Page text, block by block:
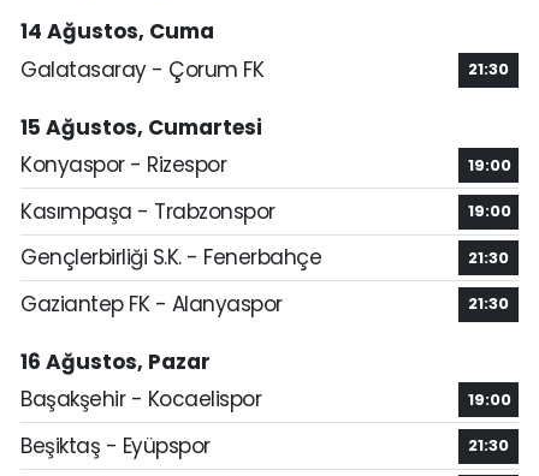
14 Ağustos, Cuma
Galatasaray - Çorum FK
21:30
15 Ağustos, Cumartesi
Konyaspor - Rizespor
19:00
Kasımpaşa - Trabzonspor 19:00
Gençlerbirliği S.K. - Fenerbahçe 21:30
Gaziantep FK - Alanyaspor 21:30
16 Ağustos, Pazar
Başakşehir - Kocaelispor
19:00
Beşiktaş - Eyüpspor 21:30